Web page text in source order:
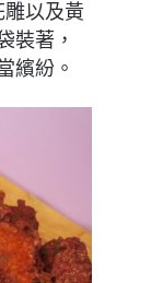
以及黃
裝著，
繽紛。